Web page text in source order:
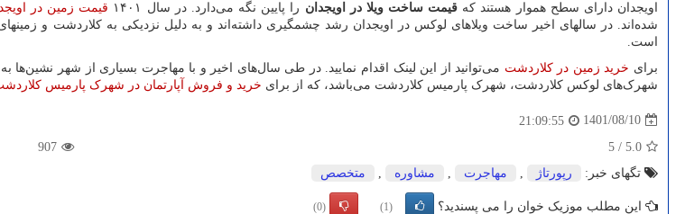
اویجدان دارای سطح هموار هستند که قیمت ساخت ویلا در اویجدان را پایین نگه می‌دارد. در سال ۱۴۰۱ قیمت زمین‌ در
شده‌اند. در سالهای اخیر ساخت ویلاهای لوکس در اویجدان رشد چشمگیری داشته‌اند و به دلیل نزدیکی به کلاردشت و
است.
برای خرید زمین در کلاردشت می‌توانید از این لینک اقدام نمایید. در طی سال‌های اخیر و با مهاجرت بسیاری از شهر
شهرک‌های لوکس کلاردشت، شهرک پارمیس کلاردشت می‌باشد، که از برای خرید و فروش آپارتمان در شهرک پارمیس
1401/08/10
21:09:55
5.0
/
5
907
تگهای خبر:
رپورتاژ , مهاجرت , مشاوره , متخصص
این مطلب موزیک خوان را می پسندید؟ (1)
(0)